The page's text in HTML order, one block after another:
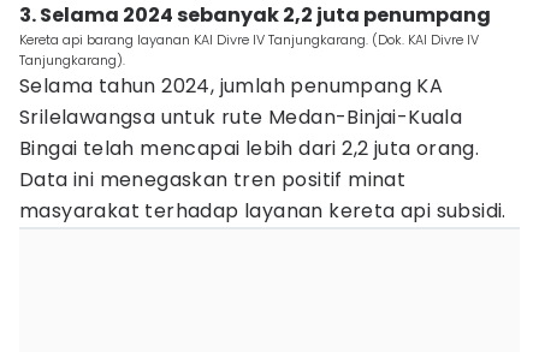
3. Selama 2024 sebanyak 2,2 juta penumpang
Kereta api barang layanan KAI Divre IV Tanjungkarang. (Dok. KAI Divre IV
Tanjungkarang).
Selama tahun 2024, jumlah penumpang KA
Srilelawangsa untuk rute Medan-Binjai-Kuala
Bingai telah mencapai lebih dari 2,2 juta orang.
Data ini menegaskan tren positif minat
masyarakat terhadap layanan kereta api subsidi.